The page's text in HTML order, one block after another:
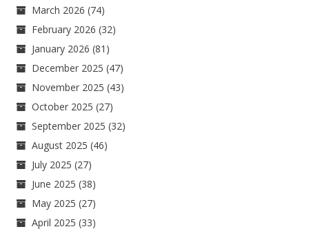
March 2026 (74)
February 2026 (32)
January 2026 (81)
December 2025 (47)
November 2025 (43)
October 2025 (27)
September 2025 (32)
August 2025 (46)
July 2025 (27)
June 2025 (38)
May 2025 (27)
April 2025 (33)